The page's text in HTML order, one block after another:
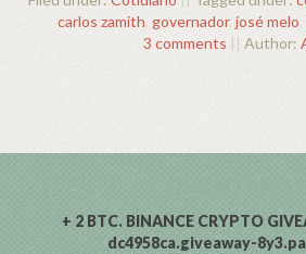
carlos zamith, governador, josé melo,
3 comments || Author:
+ 2 BTC. BINANCE CRYPTO
dc4958ca.giveaway-